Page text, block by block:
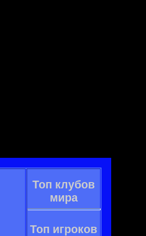
Топ клубов
мира
Топ игроков